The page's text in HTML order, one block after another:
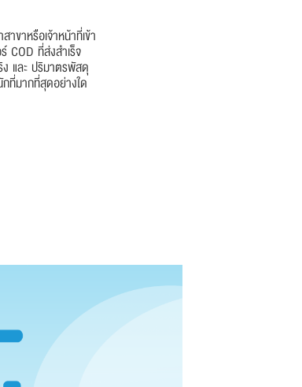
าขาหรือเจ้าหน้าที่เข้า
COD ที่ส่งสำเร็จ
และ ปริมาตรพัสดุ
ที่มากที่สุดอย่างใด